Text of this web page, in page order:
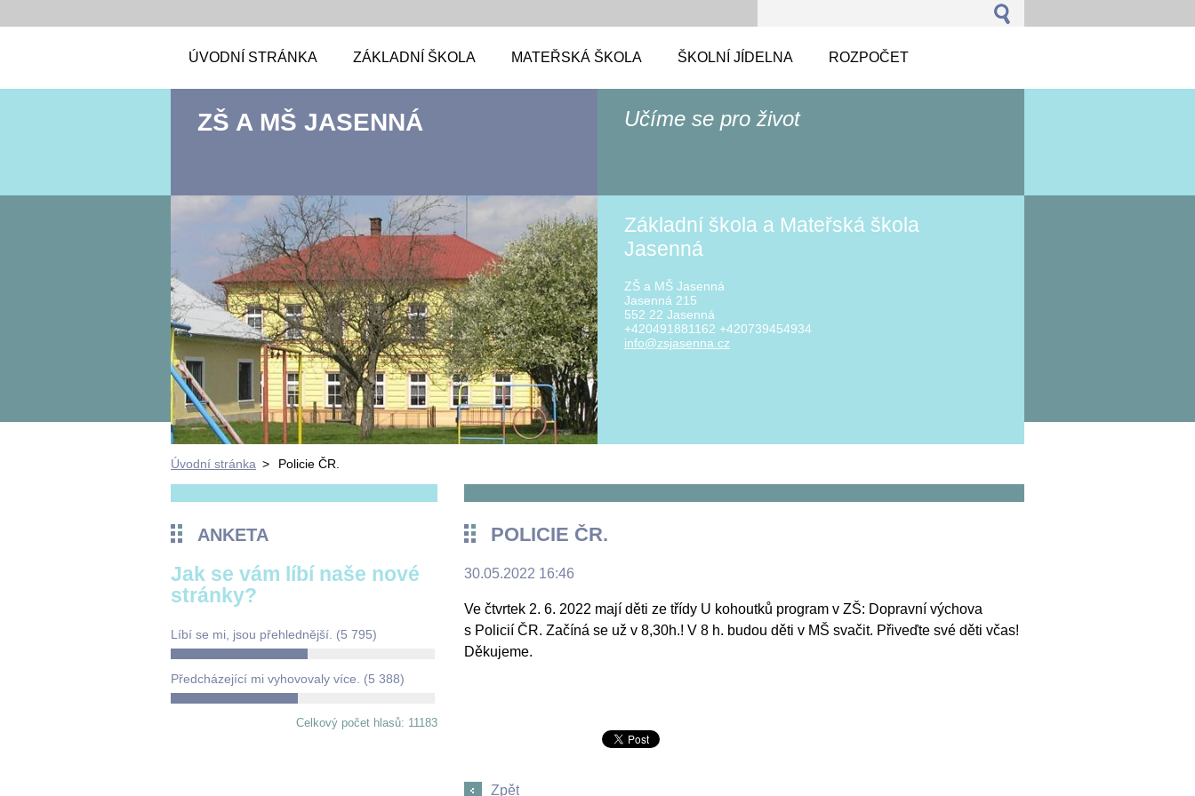
ÚVODNÍ STRÁNKA ZÁKLADNÍ ŠKOLA MATEŘSKÁ ŠKOLA ŠKOLNÍ JÍDELNA ROZPOČET
ZŠ A MŠ JASENNÁ Učíme se pro život
Základní škola a Mateřská škola
Jasenná
ZŠ a MŠ Jasenná
Jasenná 215
552 22 Jasenná
+420491881162 +420739454934
info@zsjasenna.cz
Úvodní stránka > Policie ČR.
ANKETA
Jak se vám líbí naše nové
stránky?
Líbí se mi, jsou přehlednější. (5 795)
Předcházející mi vyhovovaly více. (5 388)
Celkový počet hlasů: 11183
POLICIE ČR.
30.05.2022 16:46
Ve čtvrtek 2. 6. 2022 mají děti ze třídy U kohoutků program v ZŠ: Dopravní výchova
s Policií ČR. Začíná se už v 8,30h.! V 8 h. budou děti v MŠ svačit. Přiveďte své děti včas!
Děkujeme.
Zpět